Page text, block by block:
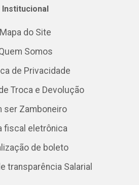
Institucional
Mapa do Site
Somos
de Privacidade
Troca e Devolução
ser Zamboneiro
fiscal eletrônica
de boleto
transparência Salarial